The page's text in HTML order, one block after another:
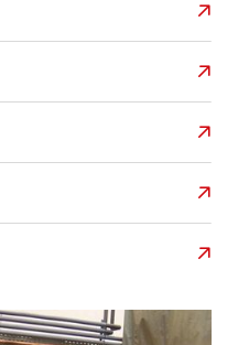




